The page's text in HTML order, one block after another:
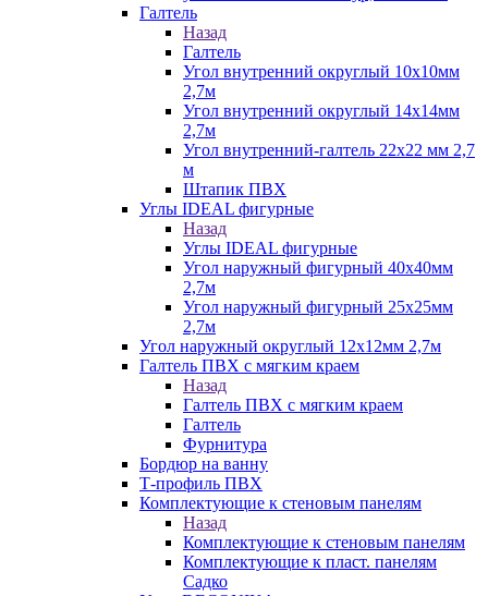
Галтель
Назад
Галтель
Угол внутренний округлый 10х10мм
2,7м
Угол внутренний округлый 14х14мм
2,7м
Угол внутренний-галтель 22х22 мм 2,7
м
Штапик ПВХ
Углы IDEAL фигурные
Назад
Углы IDEAL фигурные
Угол наружный фигурный 40х40мм
2,7м
Угол наружный фигурный 25х25мм
2,7м
Угол наружный округлый 12х12мм 2,7м
Галтель ПВХ с мягким краем
Назад
Галтель ПВХ с мягким краем
Галтель
Фурнитура
Бордюр на ванну
Т-профиль ПВХ
Комплектующие к стеновым панелям
Назад
Комплектующие к стеновым панелям
Комплектующие к пласт. панелям
Садко